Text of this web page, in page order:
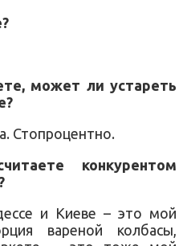
может ли устареть
Стопроцентно.
конкурентом
и Киеве – это мой
вареной колбасы,